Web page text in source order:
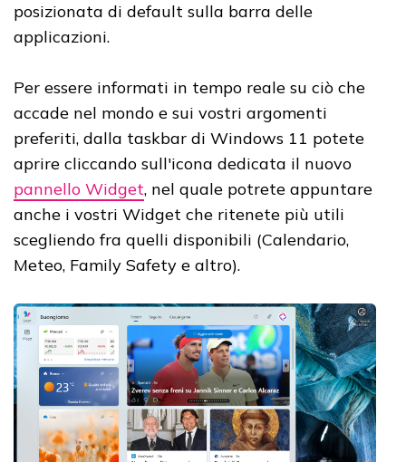
posizionata di default sulla barra delle
applicazioni.
Per essere informati in tempo reale su ciò che
accade nel mondo e sui vostri argomenti
preferiti, dalla taskbar di Windows 11 potete
aprire cliccando sull'icona dedicata il nuovo
pannello Widget, nel quale potrete appuntare
anche i vostri Widget che ritenete più utili
scegliendo fra quelli disponibili (Calendario,
Meteo, Family Safety e altro).